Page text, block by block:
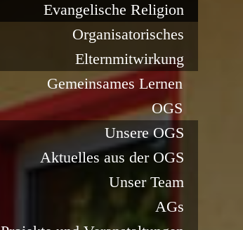
Evangelische Religion
Organisatorisches
Elternmitwirkung
Gemeinsames Lernen
OGS
Unsere OGS
Aktuelles aus der OGS
Unser Team
AGs